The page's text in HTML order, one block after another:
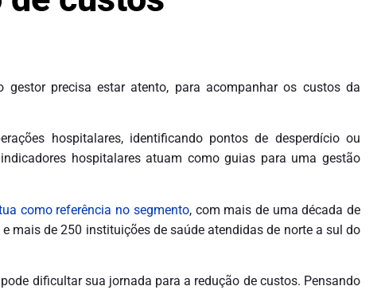
precisa estar atento, para acompanhar os custos da
hospitalares, identificando pontos de desperdício ou
hospitalares atuam como guias para uma gestão
como referência no segmento, com mais de uma década de
mais de 250 instituições de saúde atendidas de norte a sul do
dificultar sua jornada para a redução de custos. Pensando